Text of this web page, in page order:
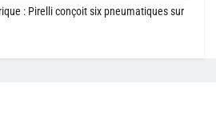
: Pirelli conçoit six pneumatiques sur